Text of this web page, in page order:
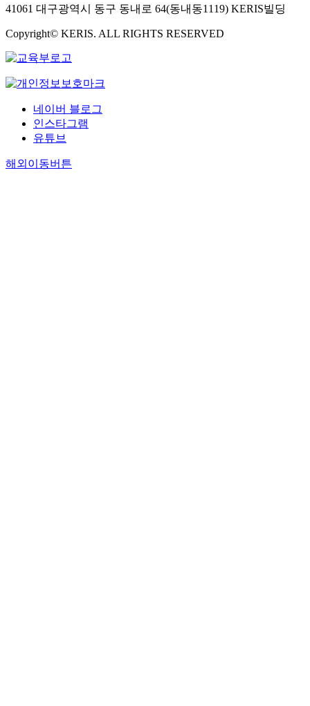
41061 대구광역시 동구 동내로 64(동내동1119) KERIS빌딩
Copyright© KERIS. ALL RIGHTS RESERVED
네이버 블로그
인스타그램
유튜브
해외이동버튼